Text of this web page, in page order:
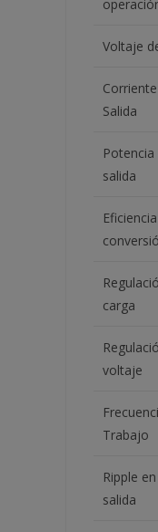
Voltaje
Salida
Potencia
salida
carga
voltaje
Trabajo
Ripple
salida